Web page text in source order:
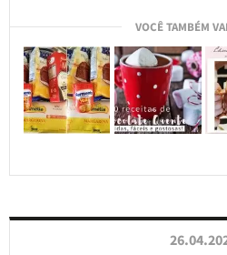
VOCÊ TAMBÉM